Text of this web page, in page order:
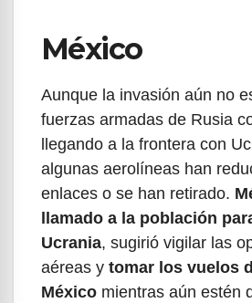
México
Aunque la invasión aún no
fuerzas armadas de Rusia
llegando a la frontera con
algunas aerolíneas han
enlaces o se han retirado.
llamado a la población
Ucrania, sugirió vigilar las
aéreas y tomar los vuelos
México mientras aún estén